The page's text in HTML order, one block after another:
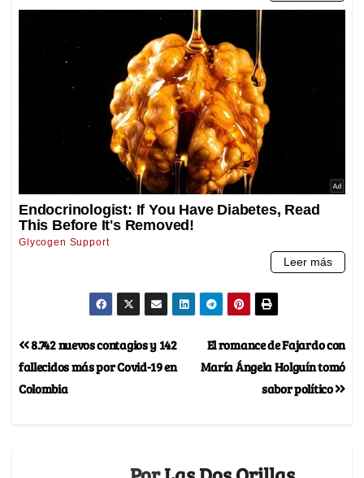
El romance de Fajardo con
María Ángela Holguín tomó
sabor político
8.742 nuevos contagios y 142
fallecidos más por Covid-19 en
Colombia